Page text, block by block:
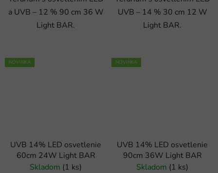
a UVB – 12 % 90 cm 36 W
Light BAR.
UVB – 14 % 30 cm 12 W
Light BAR.
NOVINKA
UVB 14% LED osvetlenie
60cm 24W Light BAR
Skladom (1 ks)
NOVINKA
UVB 14% LED osvetlenie
90cm 36W Light BAR
Skladom (1 ks)